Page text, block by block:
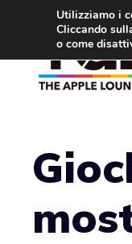
contenuto
Utilizziamo i
Cliccando
o come